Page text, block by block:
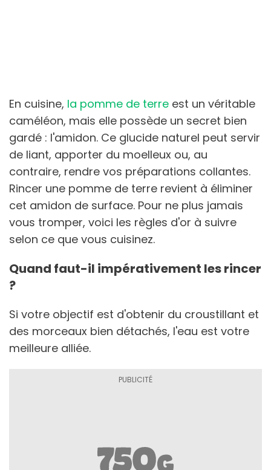
En cuisine, la pomme de terre est un véritable
caméléon, mais elle possède un secret bien
gardé : l'amidon. Ce glucide naturel peut servir
de liant, apporter du moelleux ou, au
contraire, rendre vos préparations collantes.
Rincer une pomme de terre revient à éliminer
cet amidon de surface. Pour ne plus jamais
vous tromper, voici les règles d'or à suivre
selon ce que vous cuisinez.
Quand faut-il impérativement les rincer
?
Si votre objectif est d'obtenir du croustillant et
des morceaux bien détachés, l'eau est votre
meilleure alliée.